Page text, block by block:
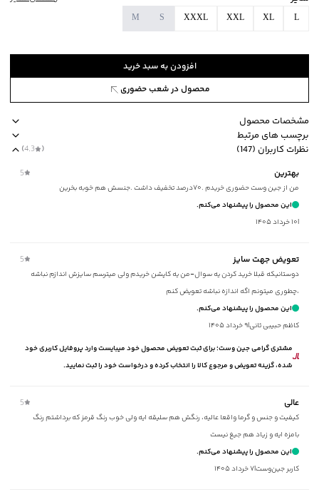
L
XL
XXL
XXXL
S
M
افزودن به سبد خرید
محصول در شعب حضوری
مشخصات محصول
کد محصول:
43522100J-2910-L
آستین
جنس آستر
استایل:Loose Fit (آزاد)
: پلی استر
ضخامت زیاد
نوع شستشو
دستی
نحوه شستشو:
ماکزیمم دمای شستشو:30 درجه سانتی‌گراد
امکان خشک‌شویی:دارد
قسمت پشت کاپشن
مناسب برای فصول:سرد
سایر توضیحات:جنس آستر و پارچه بیرونی از پلی‌ استر، دارای کلاه زیپ‌دار و
دارای بند قابل تنظیم
برند:جوتی جینز
برچسب های مرتبط
نظرات کاربران (147) (
4.3
)
بهترین
5
من از جین وست حضوری خریدم .۷۰درصد تخفیف داشت .جنسش هم خوبه بخرین
این محصول را پیشنهاد می‌کنم.
|۱۰ خرداد ۱۴۰۵
تعویض جهت سایز 5
دوستانیکه قبلا خرید کردن یه سوال-من یه کاپشن خریدم ولی میترسم سایزش اندازم نباشه
،چطوری میتونم اگه اندازه نباشه تعویض کنم
این محصول را پیشنهاد می‌کنم.
کاظم حبیبی ثانی|۹ خرداد ۱۴۰۵
مشتری گرامی جین وست؛ برای ثبت تعویض محصول خود میبایست وارد پروفایل کاربری خود
شده، گزینه تعویض و مرجوع کالا را انتخاب کرده و درخواست خود را ثبت نمایید.
عالی 5
کیفیت و جنس و گرما واقعا عالیه، رنگش هم سلیقه ایه ولی خوب رنگ قرمز که برداشتم رنگ
بامزه ایه و زیاد هم جیغ نیست
این محصول را پیشنهاد می‌کنم.
کاربر جین‌وست|۷ خرداد ۱۴۰۵